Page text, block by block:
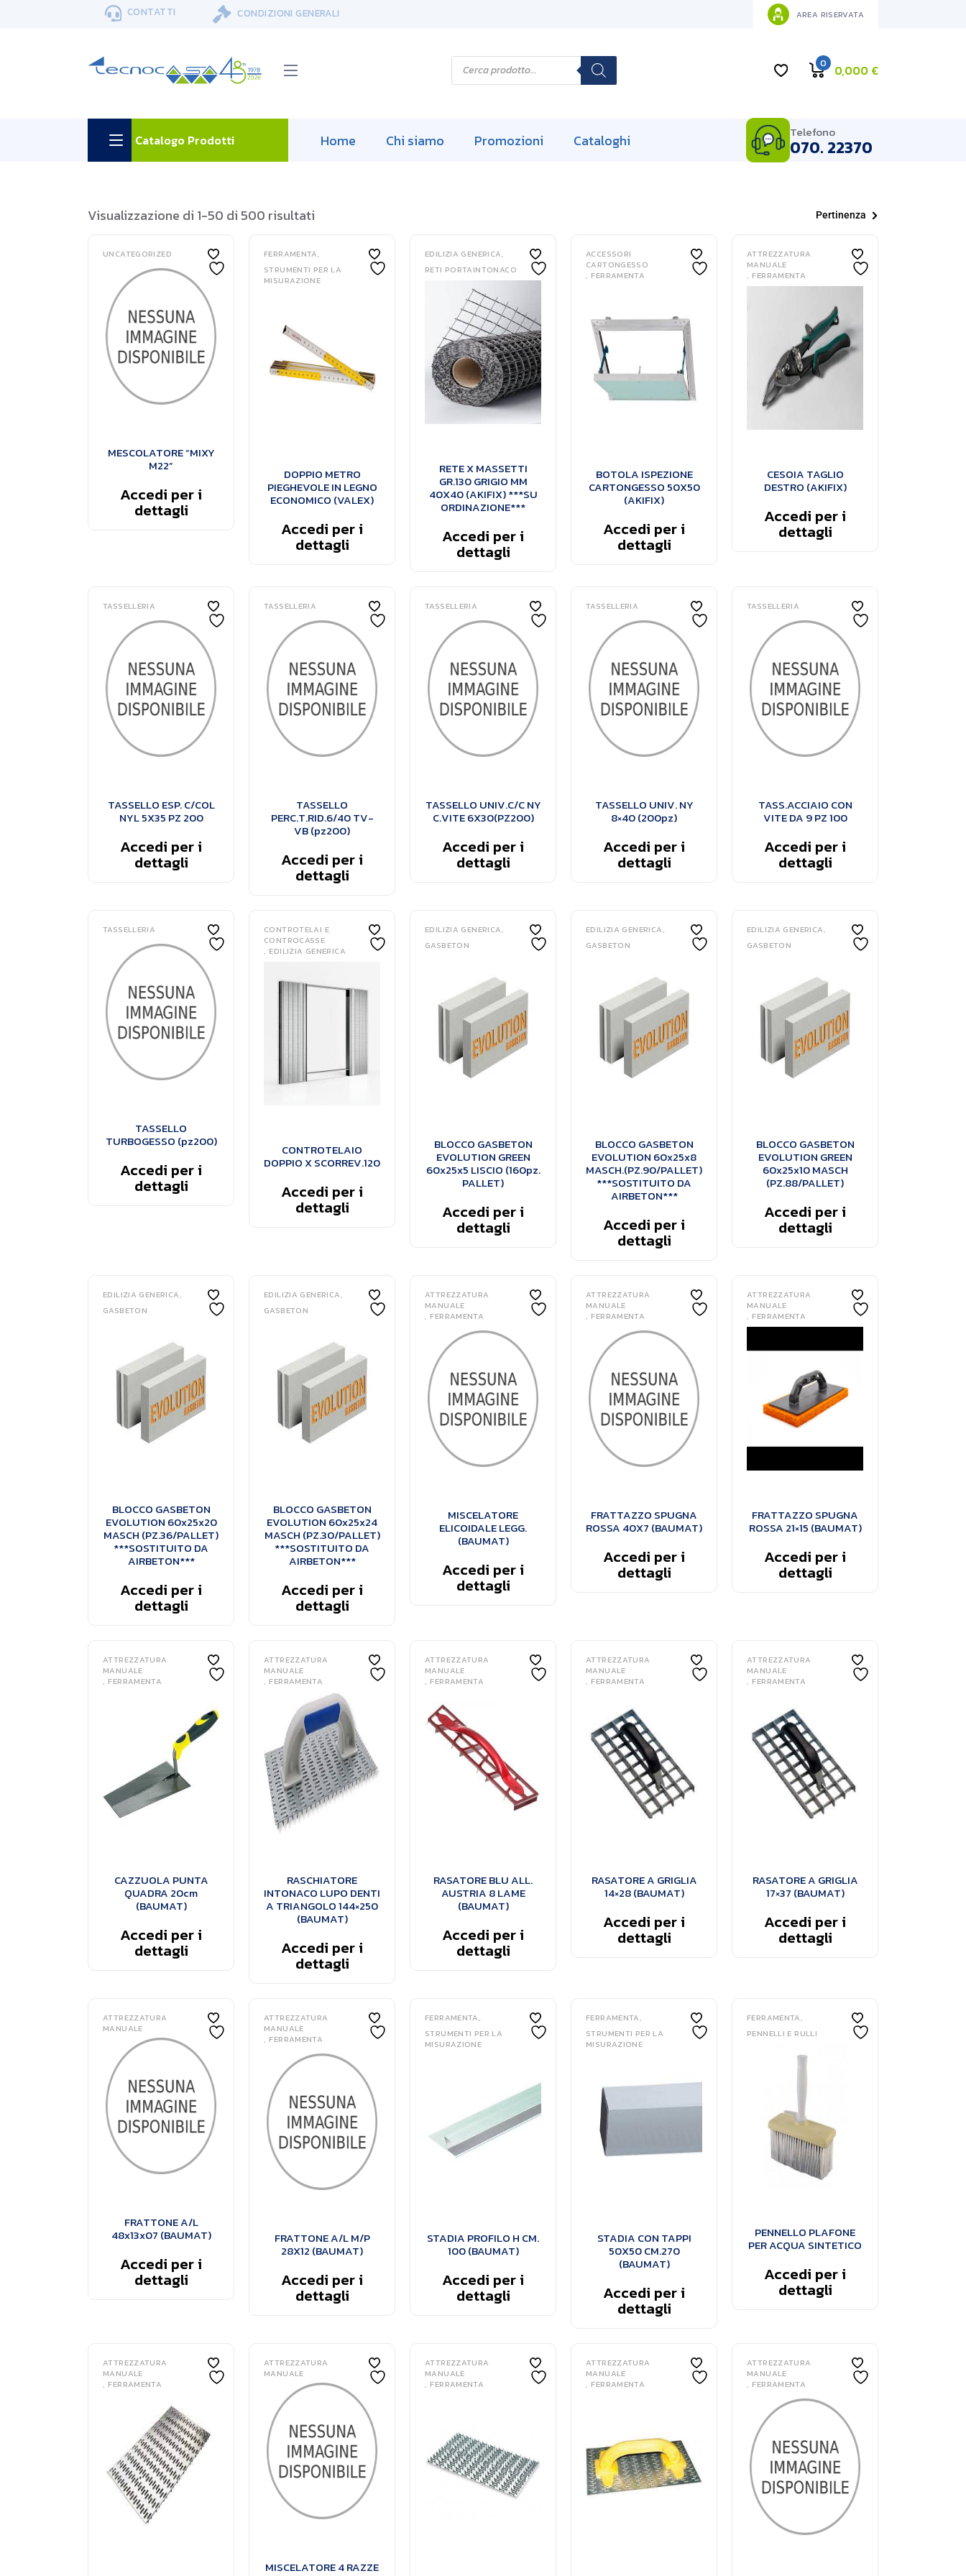
CONTATTI CONDIZIONI GENERALI AREA RISERVATA
P
o
0 0,000 €
Catalogo Prodotti Home Chi siamo Promozioni Cataloghi Telefono
070. 22370
Visualizzazione di 1-50 di 500 risultati Pertinenza
UNCATEGORIZED
MESCOLATORE “MIXY
M22”
Accedi per i
dettagli
FERRAMENTA
STRUMENTI PER LA
MISURAZIONE
DOPPIO METRO
PIEGHEVOLE IN LEGNO
ECONOMICO (VALEX)
Accedi per i
dettagli
EDILIZIA GENERICA
RETI PORTAINTONACO
RETE X MASSETTI
GR.130 GRIGIO MM
40X40 (AKIFIX) ***SU
ORDINAZIONE***
Accedi per i
dettagli
ACCESSORI
CARTONGESSO
FERRAMENTA
BOTOLA ISPEZIONE
CARTONGESSO 50X50
(AKIFIX)
Accedi per i
dettagli
ATTREZZATURA
MANUALE
FERRAMENTA
CESOIA TAGLIO
DESTRO (AKIFIX)
Accedi per i
dettagli
TASSELLERIA
TASSELLO ESP. C/COL
NYL 5X35 PZ 200
Accedi per i
dettagli
TASSELLERIA
TASSELLO
PERC.T.RID.6/40 TV-
VB (pz200)
Accedi per i
dettagli
TASSELLERIA
TASSELLO UNIV.C/C NY
C.VITE 6X30(PZ200)
Accedi per i
dettagli
TASSELLERIA
TASSELLO UNIV. NY
8×40 (200pz)
Accedi per i
dettagli
TASSELLERIA
TASS.ACCIAIO CON
VITE DA 9 PZ 100
Accedi per i
dettagli
TASSELLERIA
TASSELLO
TURBOGESSO (pz200)
Accedi per i
dettagli
CONTROTELAI E
CONTROCASSE
EDILIZIA GENERICA
CONTROTELAIO
DOPPIO X SCORREV.120
Accedi per i
dettagli
EDILIZIA GENERICA
GASBETON
BLOCCO GASBETON
EVOLUTION GREEN
60x25x5 LISCIO (160pz.
PALLET)
Accedi per i
dettagli
EDILIZIA GENERICA
GASBETON
BLOCCO GASBETON
EVOLUTION 60x25x8
MASCH.(PZ.90/PALLET)
***SOSTITUITO DA
AIRBETON***
Accedi per i
dettagli
EDILIZIA GENERICA
GASBETON
BLOCCO GASBETON
EVOLUTION GREEN
60x25x10 MASCH
(PZ.88/PALLET)
Accedi per i
dettagli
EDILIZIA GENERICA
GASBETON
BLOCCO GASBETON
EVOLUTION 60x25x20
MASCH (PZ.36/PALLET)
***SOSTITUITO DA
AIRBETON***
Accedi per i
dettagli
EDILIZIA GENERICA
GASBETON
BLOCCO GASBETON
EVOLUTION 60x25x24
MASCH (PZ.30/PALLET)
***SOSTITUITO DA
AIRBETON***
Accedi per i
dettagli
ATTREZZATURA
MANUALE
FERRAMENTA
MISCELATORE
ELICOIDALE LEGG.
(BAUMAT)
Accedi per i
dettagli
ATTREZZATURA
MANUALE
FERRAMENTA
FRATTAZZO SPUGNA
ROSSA 40X7 (BAUMAT)
Accedi per i
dettagli
ATTREZZATURA
MANUALE
FERRAMENTA
FRATTAZZO SPUGNA
ROSSA 21×15 (BAUMAT)
Accedi per i
dettagli
ATTREZZATURA
MANUALE
FERRAMENTA
CAZZUOLA PUNTA
QUADRA 20cm
(BAUMAT)
Accedi per i
dettagli
ATTREZZATURA
MANUALE
FERRAMENTA
RASCHIATORE
INTONACO LUPO DENTI
A TRIANGOLO 144×250
(BAUMAT)
Accedi per i
dettagli
ATTREZZATURA
MANUALE
FERRAMENTA
RASATORE BLU ALL.
AUSTRIA 8 LAME
(BAUMAT)
Accedi per i
dettagli
ATTREZZATURA
MANUALE
FERRAMENTA
RASATORE A GRIGLIA
14×28 (BAUMAT)
Accedi per i
dettagli
ATTREZZATURA
MANUALE
FERRAMENTA
RASATORE A GRIGLIA
17×37 (BAUMAT)
Accedi per i
dettagli
ATTREZZATURA
MANUALE
FRATTONE A/L
48x13x07 (BAUMAT)
Accedi per i
dettagli
ATTREZZATURA
MANUALE
FERRAMENTA
FRATTONE A/L M/P
28X12 (BAUMAT)
Accedi per i
dettagli
FERRAMENTA
STRUMENTI PER LA
MISURAZIONE
STADIA PROFILO H CM.
100 (BAUMAT)
Accedi per i
dettagli
FERRAMENTA
STRUMENTI PER LA
MISURAZIONE
STADIA CON TAPPI
50X50 CM.270
(BAUMAT)
Accedi per i
dettagli
FERRAMENTA
PENNELLI E RULLI
PENNELLO PLAFONE
PER ACQUA SINTETICO
Accedi per i
dettagli
ATTREZZATURA
MANUALE
FERRAMENTA
ATTREZZATURA
MANUALE
MISCELATORE 4 RAZZE
ATTREZZATURA
MANUALE
FERRAMENTA
ATTREZZATURA
MANUALE
FERRAMENTA
ATTREZZATURA
MANUALE
FERRAMENTA